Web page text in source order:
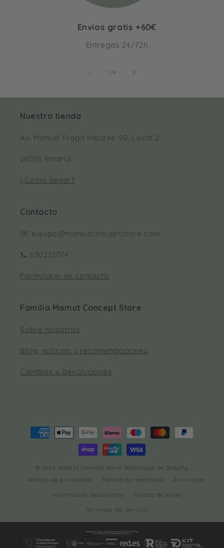
Envíos gratis +60€
Entregas 24/72h
1 /de4
Nuestra tienda
Av. Manuel Fraga Iribarne 90, Local 2
28055 Madrid
¿Cómo llegar?
Contacto
✉️ equipo@mamutconceptstore.com
📞 630223074
Formulario de contacto
Familia Mamut Concept Store
Sobre nosotros
Blog, noticias y recomendaciones
Cambios y devoluciones
Formas
© 2026, Mamut Concept Store Tecnología de Shopify
Política de privacidad
Política de reembolso Aviso legal
Información de contacto Política de envío
Términos del servicio